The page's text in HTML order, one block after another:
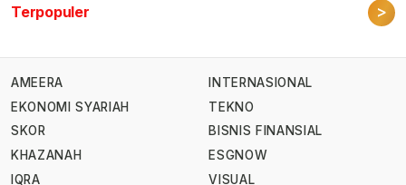
Terpopuler >
AMEERA
EKONOMI SYARIAH
SKOR
KHAZANAH
IQRA
INTERNASIONAL
TEKNO
BISNIS FINANSIAL
ESGNOW
VISUAL